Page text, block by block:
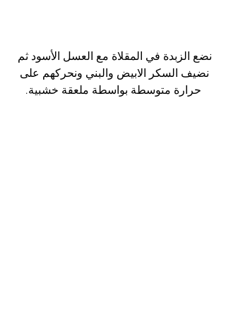
نضع الزبدة في المقلاة مع العسل الأسود ثم
نضيف السكر الابيض والبني ونحركهم على
حرارة متوسطة بواسطة ملعقة خشبية.